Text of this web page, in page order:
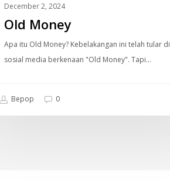
December 2, 2024
Old Money
Apa itu Old Money? Kebelakangan ini telah tular di
sosial media berkenaan "Old Money". Tapi…
Bepop 0